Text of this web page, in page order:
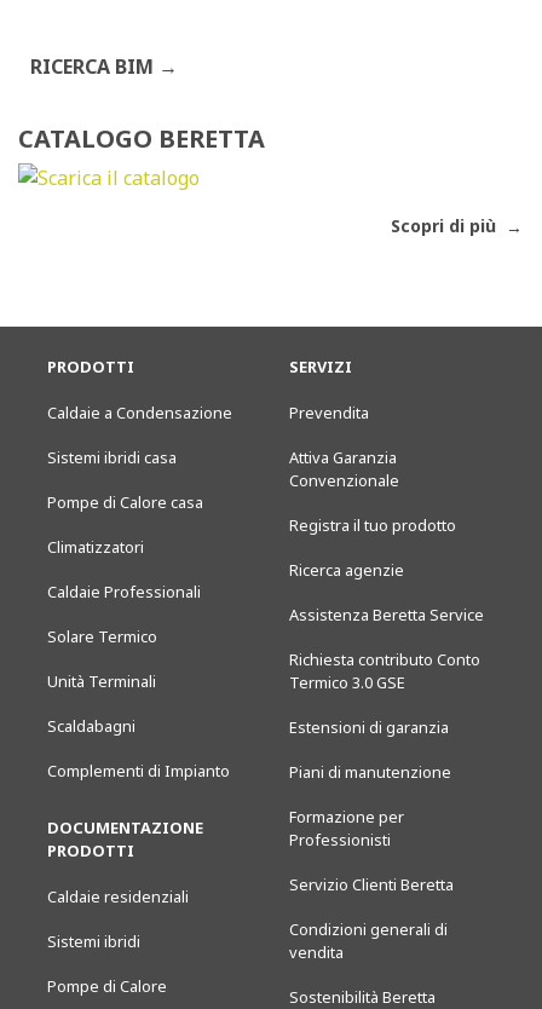
RICERCA BIM
CATALOGO BERETTA
Scopri di più
PRODOTTI
Caldaie a Condensazione
Sistemi ibridi casa
Pompe di Calore casa
Climatizzatori
Caldaie Professionali
Solare Termico
Unità Terminali
Scaldabagni
Complementi di Impianto
DOCUMENTAZIONE
PRODOTTI
Caldaie residenziali
Sistemi ibridi
Pompe di Calore
SERVIZI
Prevendita
Attiva Garanzia
Convenzionale
Registra il tuo prodotto
Ricerca agenzie
Assistenza Beretta Service
Richiesta contributo Conto
Termico 3.0 GSE
Estensioni di garanzia
Piani di manutenzione
Formazione per
Professionisti
Servizio Clienti Beretta
Condizioni generali di
vendita
Sostenibilità Beretta